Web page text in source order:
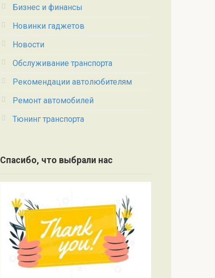
Бизнес и финансы
Новинки гаджетов
Новости
Обслуживание транспорта
Рекомендации автолюбителям
Ремонт автомобилей
Тюнинг транспорта
Спасибо, что выбрали нас